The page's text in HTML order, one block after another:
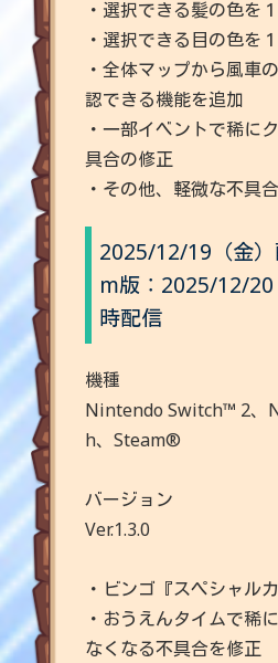
・選択できる髪の色を
・選択できる目の色を
・全体マップから風車
認できる機能を追加
・一部イベントで稀に
具合の修正
・その他、軽微な不具
2025/12/19（金
m版：2025/12/
時配信
機種
Nintendo Switch™ 2、
h、Steam®
バージョン
Ver.1.3.0
・ビンゴ『スペシャル
・おうえんタイムで稀
なくなる不具合を修正